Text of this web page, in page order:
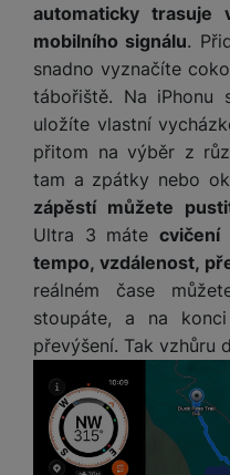
e
r
n
í
k
l
á
v
e
s
n
i
c
e
b
e
l
y
a
n
k
y
r
y
c
hl
o
n
je
ní
m
st
ví
p
a
u
t
o
k
a
m
y
automaticky trasuje
mobilního signálu.
snadno vyznačíte
tábořiště. Na iPhonu
uložíte vlastní
přitom na výběr z
tam a zpátky nebo
zápěstí můžete
Ultra 3 mátecvičení
tempo, vzdálenost,
reálném čase
stoupáte, a na
převýšení. Tak vzhůru